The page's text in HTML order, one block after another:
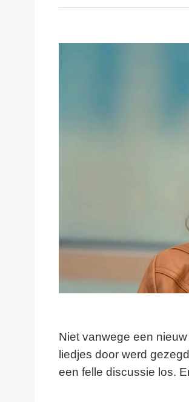
Niet vanwege een
liedjes door werd
een felle discussie los.